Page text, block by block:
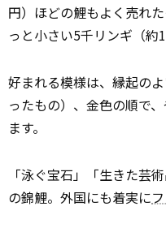
円）ほどの鯉もよく売れ
っと小さい5千リンギ（約
好まれる模様は、縁起の
ったもの）、金色の順で
ます。
「泳ぐ宝石」「生きた芸
の錦鯉。外国にも着実に